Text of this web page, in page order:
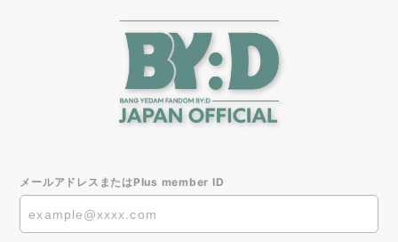
メールアドレスまたはPlus member ID